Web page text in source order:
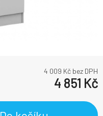
4 009 Kč bez DPH
4 851 Kč